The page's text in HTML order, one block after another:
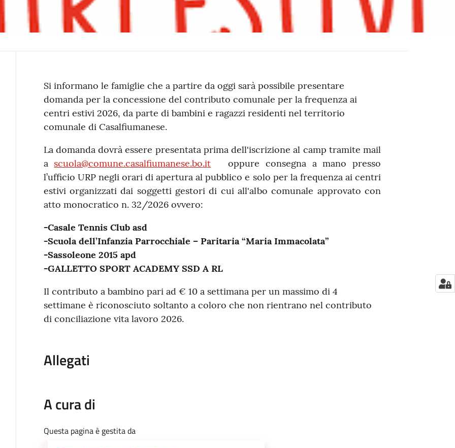
Contenuto
Si informano le famiglie che a partire da oggi sarà possibile presentare
domanda per la concessione del contributo comunale per la frequenza ai
centri estivi 2026, da parte di bambini e ragazzi residenti nel territorio
comunale di Casalfiumanese.
La domanda dovrà essere presentata prima dell'iscrizione al camp tramite mail
a scuola@comune.casalfiumanese.bo.it
oppure consegna a mano presso
l’ufficio URP negli orari di apertura al pubblico e solo per la frequenza ai centri
estivi organizzati dai soggetti gestori di cui all'albo comunale approvato con
atto monocratico n. 32/2026 ovvero:
-Casale Tennis Club asd
-Scuola dell’Infanzia Parrocchiale – Paritaria “Maria Immacolata”
-Sassoleone 2015 apd
-GALLETTO SPORT ACADEMY SSD A RL
Il contributo a bambino pari ad € 10 a settimana per un massimo di 4
settimane è riconosciuto soltanto a coloro che non rientrano nel contributo
di conciliazione vita lavoro 2026.
Allegati
A cura di
Questa pagina è gestita da